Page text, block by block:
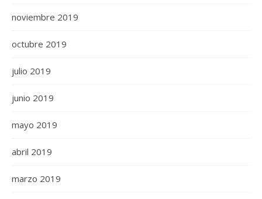
noviembre 2019
octubre 2019
julio 2019
junio 2019
mayo 2019
abril 2019
marzo 2019